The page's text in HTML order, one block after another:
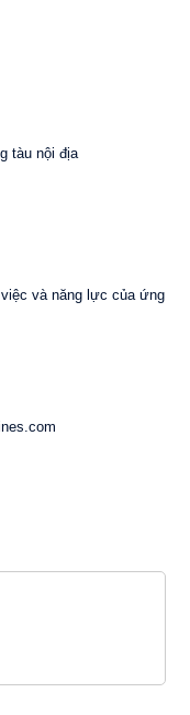
tàu nội địa
và năng lực của ứng